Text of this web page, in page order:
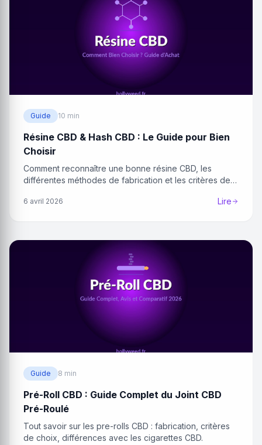
Guide 10 min
Résine CBD & Hash CBD : Le Guide pour Bien
Choisir
Comment reconnaître une bonne résine CBD, les
différentes méthodes de fabrication et les critères de
6 avril 2026 Lire
Guide 8 min
Pré-Roll CBD : Guide Complet du Joint CBD
Pré-Roulé
Tout savoir sur les pre-rolls CBD : fabrication, critères
de choix, différences avec les cigarettes CBD.